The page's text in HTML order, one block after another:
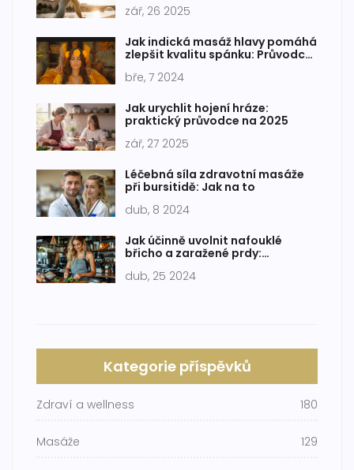
zář, 26 2025
Jak indická masáž hlavy pomáhá
zlepšit kvalitu spánku: Průvodce
bře, 7 2024
Jak urychlit hojení hráze:
praktický průvodce na 2025
zář, 27 2025
Léčebná síla zdravotní masáže
při bursitidě: Jak na to
dub, 8 2024
Jak účinně uvolnit nafouklé
břicho a zaražené prdy:
dub, 25 2024
Kategorie příspěvků
Zdraví a wellness 180
Masáže 129